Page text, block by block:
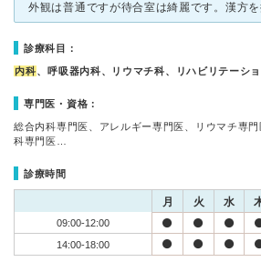
診療科目：
内科、呼吸器内科、リウマチ科、リハビリテーシ
専門医・資格：
総合内科専門医、アレルギー専門医、リウマチ専
科専門医…
診療時間
月 火 水
09:00-12:00
14:00-18:00